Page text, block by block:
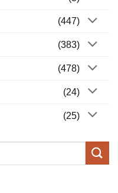
(447)
(383)
(478)
(24)
(25)